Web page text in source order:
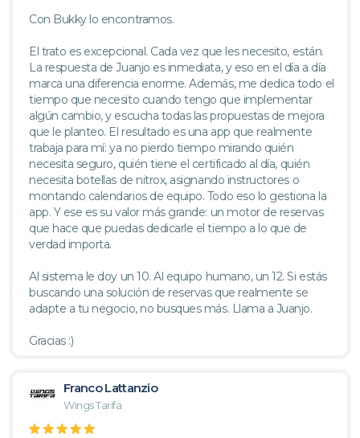
Con Bukky lo encontramos.
El trato es excepcional. Cada vez que les necesito, están.
La respuesta de Juanjo es inmediata, y eso en el día a día
marca una diferencia enorme. Además, me dedica todo el
tiempo que necesito cuando tengo que implementar
algún cambio, y escucha todas las propuestas de mejora
que le planteo. El resultado es una app que realmente
trabaja para mí: ya no pierdo tiempo mirando quién
necesita seguro, quién tiene el certificado al día, quién
necesita botellas de nitrox, asignando instructores o
montando calendarios de equipo. Todo eso lo gestiona la
app. Y ese es su valor más grande: un motor de reservas
que hace que puedas dedicarle el tiempo a lo que de
verdad importa.
Al sistema le doy un 10. Al equipo humano, un 12. Si estás
buscando una solución de reservas que realmente se
adapte a tu negocio, no busques más. Llama a Juanjo.
Gracias :)
Franco Lattanzio
Wings Tarifa